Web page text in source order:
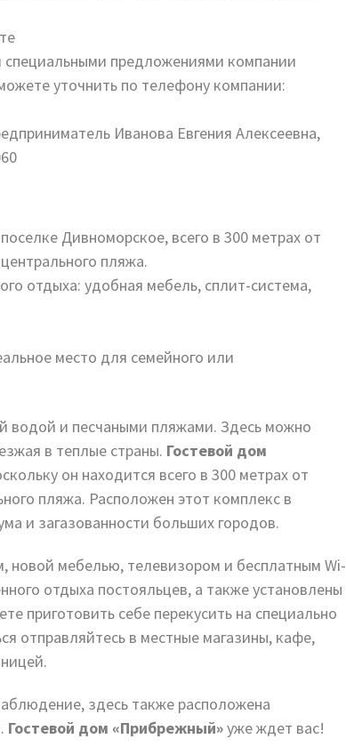
специальными предложениями компании
уточнить по телефону компании:
Иванова Евгения Алексеевна,
Дивноморское, всего в 300 метрах от
пляжа.
отдыха: удобная мебель, сплит-система,
место для семейного или
водой и песчаными пляжами. Здесь можно
в теплые страны. Гостевой дом
он находится всего в 300 метрах от
пляжа. Расположен этот комплекс в
и загазованности больших городов.
новой мебелью, телевизором и бесплатным Wi-
отдыха постояльцев, а также установлены
приготовить себе перекусить на специально
отправляйтесь в местные магазины, кафе,
здесь также расположена
Гостевой дом «Прибрежный»уже ждет вас!